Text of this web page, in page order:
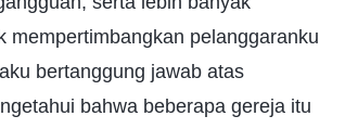
mempertimbangkan pelanggaranku
bertanggung jawab atas
bahwa beberapa gereja itu